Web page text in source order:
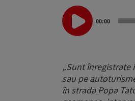
Audio
Player
00:00
„Sunt
sau pe
în strada Popa